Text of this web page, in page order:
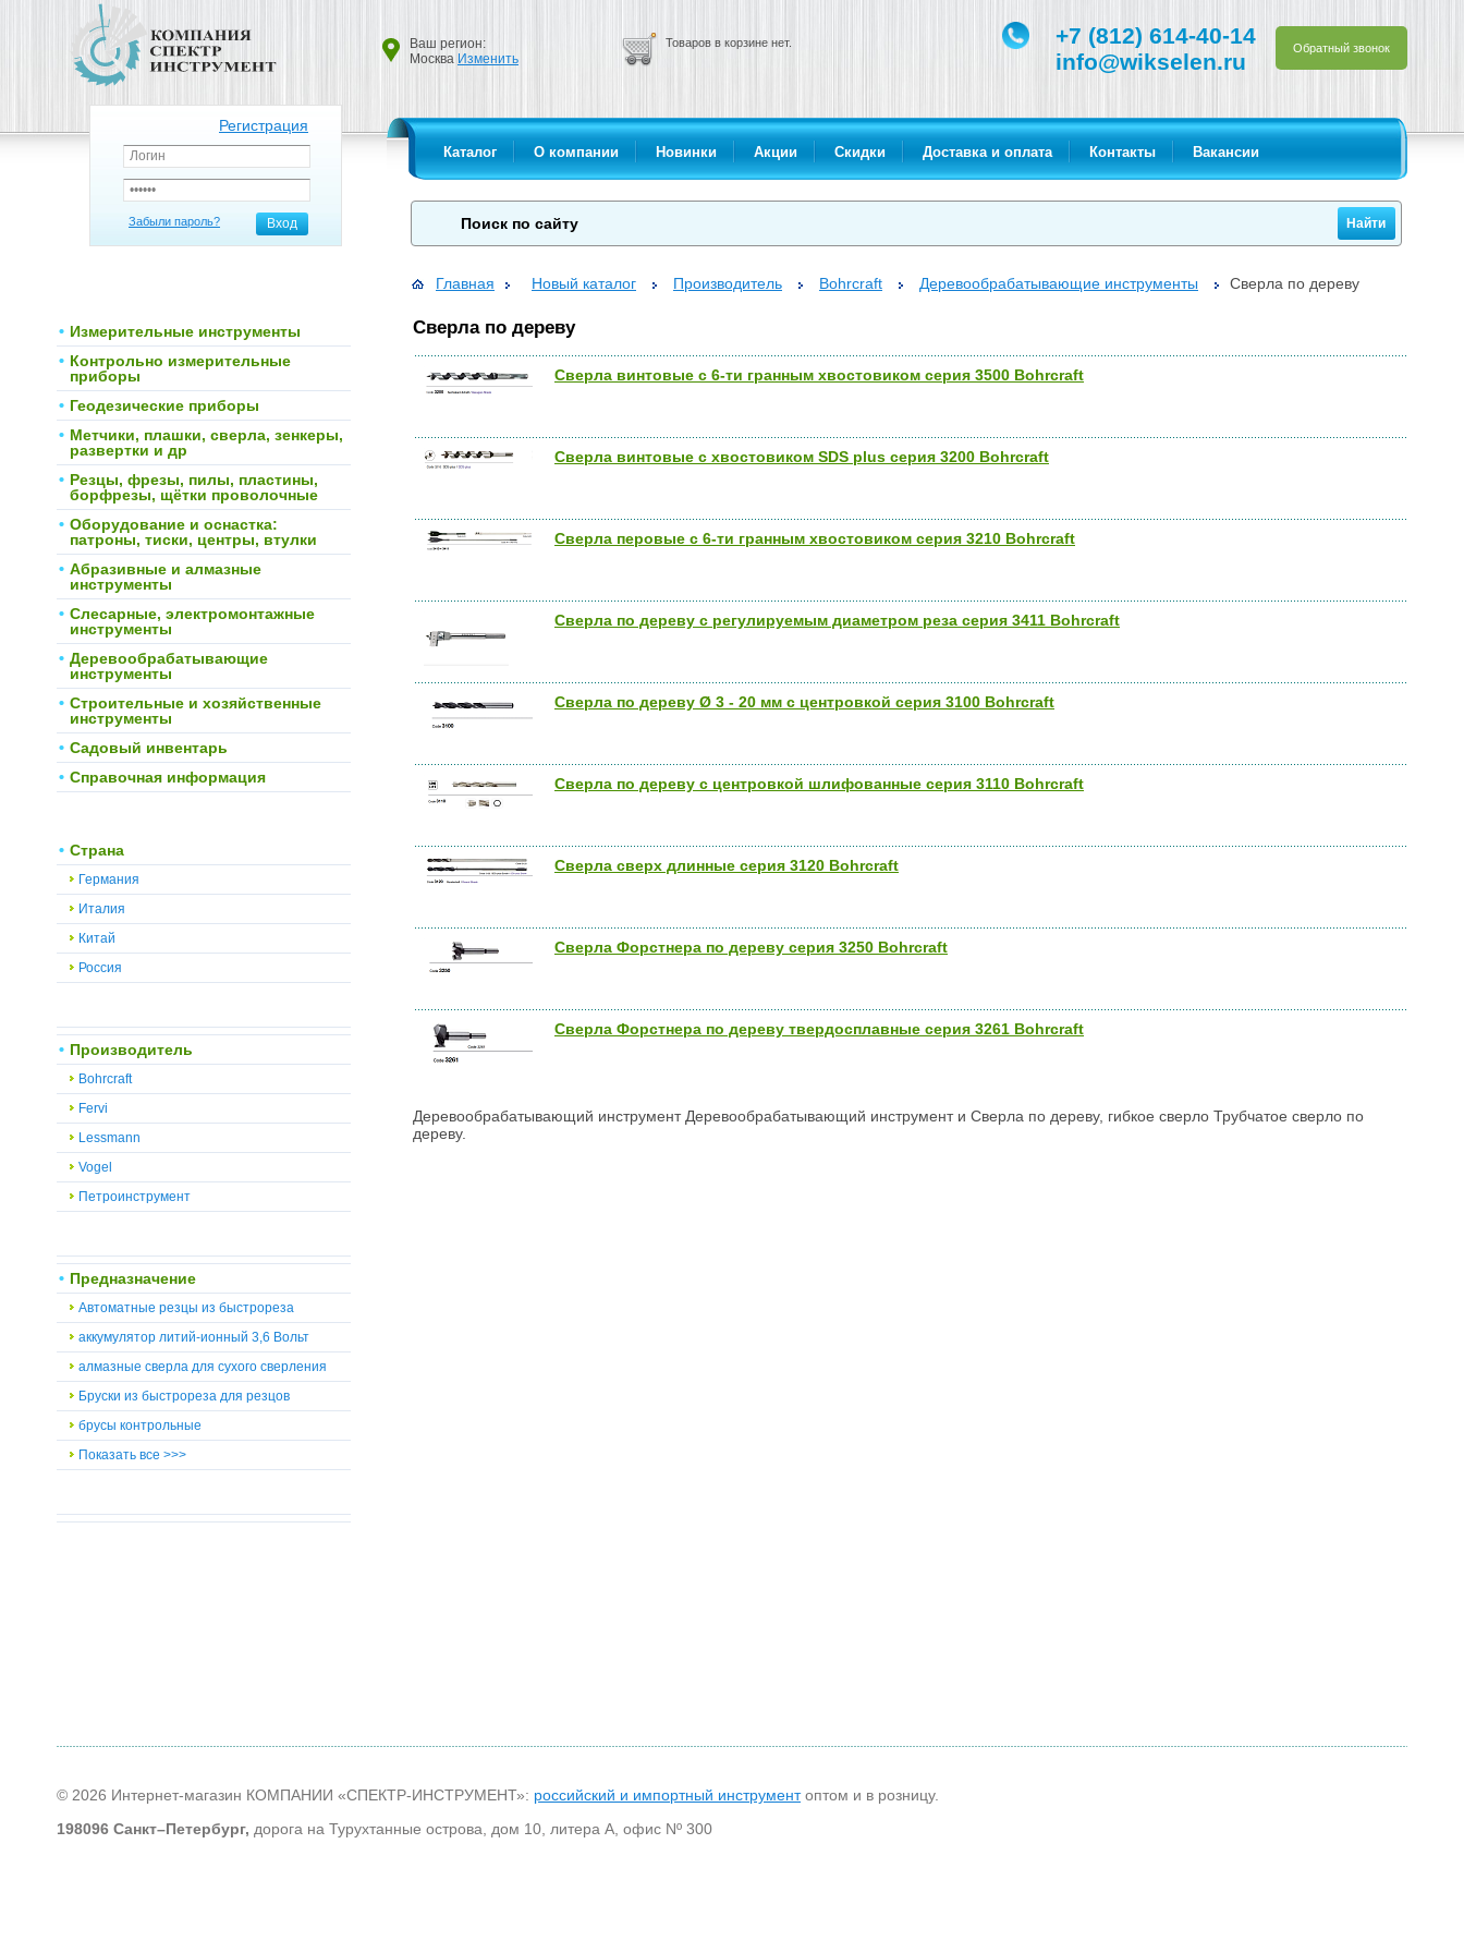
+7 (812) 614-40-14
info@wikselen.ru
Обратный звонок
Ваш регион:
Москва Изменить
Товаров в корзине нет.
Регистрация
Забыли пароль? Вход
Каталог О компании Новинки Акции Скидки Доставка и оплата Контакты Вакансии
Главная Новый каталог Производитель Bohrcraft Деревообрабатывающие инструменты Сверла по дереву
Измерительные инструменты
Контрольно измерительные
приборы
Геодезические приборы
Метчики, плашки, сверла, зенкеры,
развертки и др
Резцы, фрезы, пилы, пластины,
борфрезы, щётки проволочные
Оборудование и оснастка:
патроны, тиски, центры, втулки
Абразивные и алмазные
инструменты
Слесарные, электромонтажные
инструменты
Деревообрабатывающие
инструменты
Строительные и хозяйственные
инструменты
Садовый инвентарь
Справочная информация
Страна
Германия
Италия
Китай
Россия
Производитель
Bohrcraft
Fervi
Lessmann
Vogel
Петроинструмент
Предназначение
Автоматные резцы из быстрореза
аккумулятор литий-ионный 3,6 Вольт
алмазные сверла для сухого сверления
Бруски из быстрореза для резцов
брусы контрольные
Показать все >>>
Сверла по дереву
Сверла винтовые с 6-ти гранным хвостовиком серия 3500 Bohrcraft
Сверла винтовые с хвостовиком SDS plus серия 3200 Bohrcraft
Сверла перовые с 6-ти гранным хвостовиком серия 3210 Bohrcraft
Сверла по дереву с регулируемым диаметром реза серия 3411 Bohrcraft
Сверла по дереву Ø 3 - 20 мм с центровкой серия 3100 Bohrcraft
Сверла по дереву с центровкой шлифованные серия 3110 Bohrcraft
Сверла сверх длинные серия 3120 Bohrcraft
Сверла Форстнера по дереву серия 3250 Bohrcraft
Сверла Форстнера по дереву твердосплавные серия 3261 Bohrcraft
Деревообрабатывающий инструмент Деревообрабатывающий инструмент и Сверла по дереву, гибкое сверло Трубчатое сверло по
дереву.
© 2026 Интернет-магазин КОМПАНИИ «СПЕКТР-ИНСТРУМЕНТ»: российский и импортный инструментоптом и в розницу.
198096 Санкт–Петербург, дорога на Турухтанные острова, дом 10, литера А, офис Nº 300